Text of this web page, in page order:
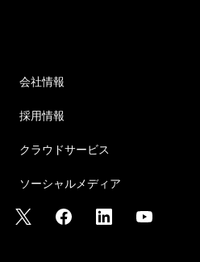
会社情報
採用情報
クラウドサービス
ソーシャルメディア